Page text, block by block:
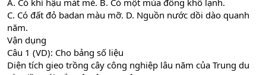
A. Có khí hậu mát mẻ. B. Có một mùa đông khô lạnh.
C. Có đất đỏ badan màu mỡ. D. Nguồn nước dồi dào quanh
năm.
Vận dụng
Câu 1 (VD): Cho bảng số liệu
Diện tích gieo trồng cây công nghiệp lâu năm của Trung du